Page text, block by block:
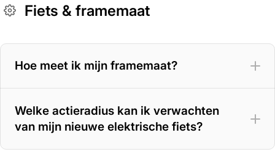
Fiets & framemaat
Hoe meet ik mijn framemaat?
Welke actieradius kan ik verwachten
van mijn nieuwe elektrische fiets?